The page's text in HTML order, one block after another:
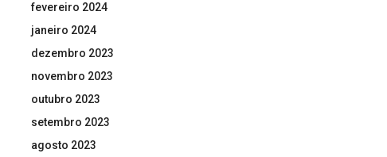
fevereiro 2024
janeiro 2024
dezembro 2023
novembro 2023
outubro 2023
setembro 2023
agosto 2023